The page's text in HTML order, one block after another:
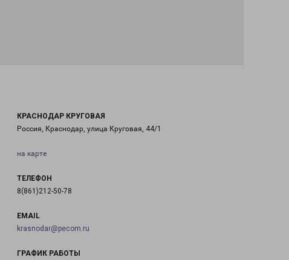
КРАСНОДАР КРУГОВАЯ
Россия, Краснодар, улица Круговая, 44/1
на карте
ТЕЛЕФОН
8(861)212-50-78
EMAIL
krasnodar@pecom.ru
ГРАФИК РАБОТЫ